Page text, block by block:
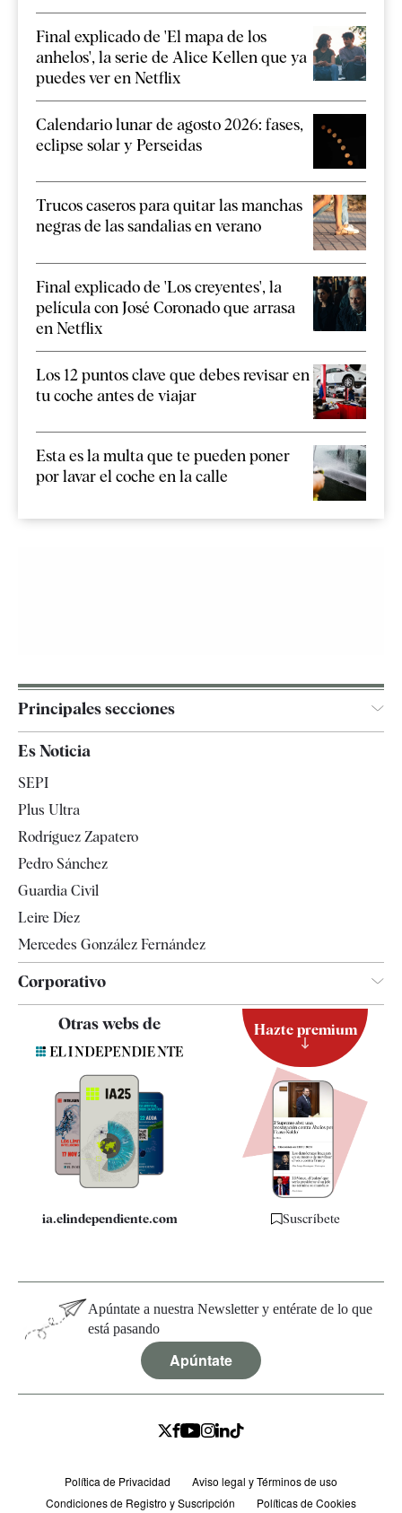
Final explicado de 'El mapa de los
anhelos', la serie de Alice Kellen que ya
puedes ver en Netflix
Calendario lunar de agosto 2026: fases,
eclipse solar y Perseidas
Trucos caseros para quitar las manchas
negras de las sandalias en verano
Final explicado de 'Los creyentes', la
película con José Coronado que arrasa
en Netflix
Los 12 puntos clave que debes revisar en
tu coche antes de viajar
Esta es la multa que te pueden poner
por lavar el coche en la calle
Principales secciones
Televisión
Es Noticia
SEPI
Plus Ultra
Rodríguez Zapatero
Pedro Sánchez
Guardia Civil
Leire Díez
Mercedes González Fernández
Corporativo
Quiénes somos
Especificaciones
Otras webs de
ia.elindependiente.com
Hazte premium
Suscríbete
Apúntate a nuestra Newsletter y entérate de lo que
está pasando
Apúntate
Política de Privacidad
Aviso legal y Términos de uso
Condiciones de Registro y Suscripción
Políticas de Cookies